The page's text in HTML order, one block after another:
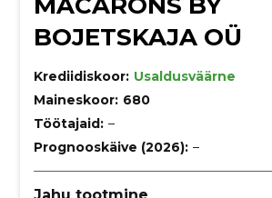
BOJETSKAJA OÜ
Krediidiskoor: Usaldusväärne
Maineskoor: 680
Töötajaid: –
Prognooskäive (2026): –